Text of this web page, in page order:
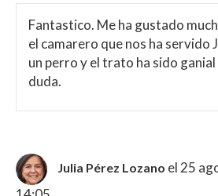
Fantastico. Me ha gustado
el camarero que nos ha servido
un perro y el trato ha sido
duda.
Julia Pérez Lozano el 25